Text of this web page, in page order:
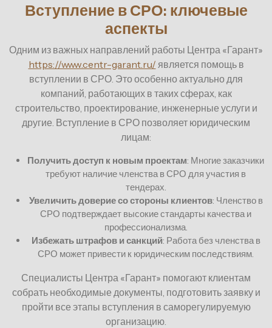
Вступление в СРО: ключевые
аспекты
Одним из важных направлений работы Центра «Гарант»
https://www.centr-garant.ru/ является помощь в
вступлении в СРО. Это особенно актуально для
компаний, работающих в таких сферах, как
строительство, проектирование, инженерные услуги и
другие. Вступление в СРО позволяет юридическим
лицам:
Получить доступ к новым проектам: Многие заказчики
требуют наличие членства в СРО для участия в
тендерах.
Увеличить доверие со стороны клиентов: Членство в
СРО подтверждает высокие стандарты качества и
профессионализма.
Избежать штрафов и санкций: Работа без членства в
СРО может привести к юридическим последствиям.
Специалисты Центра «Гарант» помогают клиентам
собрать необходимые документы, подготовить заявку и
пройти все этапы вступления в саморегулируемую
организацию.